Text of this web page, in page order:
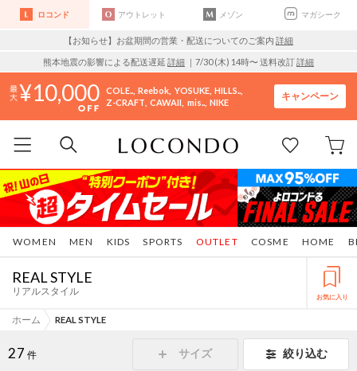
ロコンド アウトレット メゾン マガシーク
【お知らせ】お盆期間の営業・配送についてのご案内 詳細
熊本地震の影響による配送遅延 詳細 ｜7/30 (木) 14時〜 送料改訂詳細
10,000 COLE.. Reebok YOSUKE HILLS..
Z-CRAFT CAWAII mis.. NIKE
キャンペーン
WOMEN MEN KIDS SPORTS COSME HOME
OUTLET
REAL STYLE
リアルスタイル お気に入り
ホーム REAL STYLE
27 件 サイズ 絞り込む